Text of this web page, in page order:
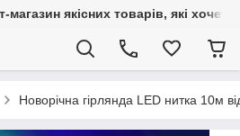
магазин якісних товарів, які
Новорічна гірлянда LED нитка 10м